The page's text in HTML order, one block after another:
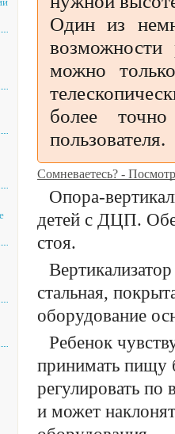
Один из
возможности
можно
более
пользователя.
Сомневаетесь? -
Опора-
детей с ДЦП.
стоя.
стальная,
оборудование
Ребенок
принимать пищу
регулировать по
и может